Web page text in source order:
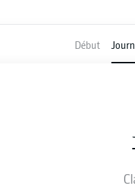
Début
COMPOSITIONS